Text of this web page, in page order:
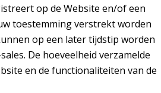
op de Website en/of een
toestemming verstrekt worden
op een later tijdstip worden
De hoeveelheid verzamelde
en de functionaliteiten van de